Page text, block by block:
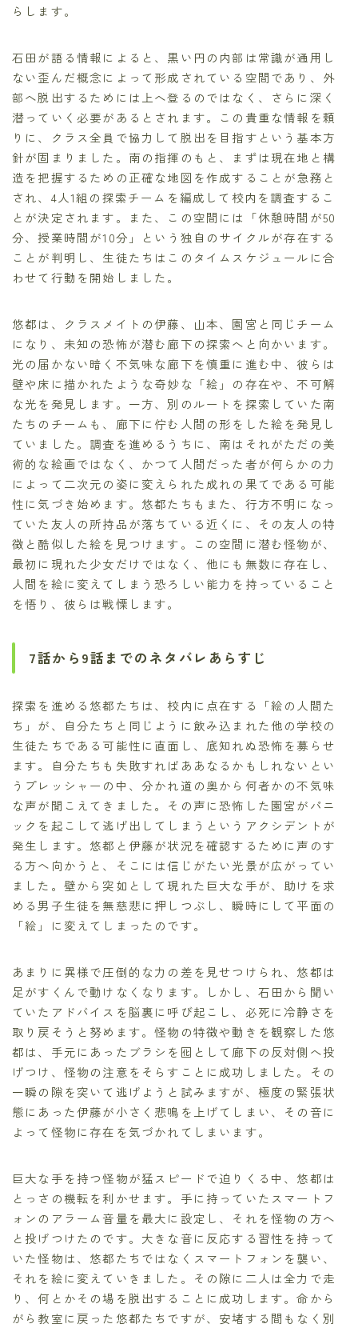
らします。
石田が語る情報によると、黒い円の内部は常識が通用し
ない歪んだ概念によって形成されている空間であり、外
部へ脱出するためには上へ登るのではなく、さらに深く
潜っていく必要があるとされます。この貴重な情報を頼
りに、クラス全員で協力して脱出を目指すという基本方
針が固まりました。南の指揮のもと、まずは現在地と構
造を把握するための正確な地図を作成することが急務と
され、4人1組の探索チームを編成して校内を調査するこ
とが決定されます。また、この空間には「休憩時間が50
分、授業時間が10分」という独自のサイクルが存在する
ことが判明し、生徒たちはこのタイムスケジュールに合
わせて行動を開始しました。
悠都は、クラスメイトの伊藤、山本、園宮と同じチーム
になり、未知の恐怖が潜む廊下の探索へと向かいます。
光の届かない暗く不気味な廊下を慎重に進む中、彼らは
壁や床に描かれたような奇妙な「絵」の存在や、不可解
な光を発見します。一方、別のルートを探索していた南
たちのチームも、廊下に佇む人間の形をした絵を発見し
ていました。調査を進めるうちに、南はそれがただの美
術的な絵画ではなく、かつて人間だった者が何らかの力
によって二次元の姿に変えられた成れの果てである可能
性に気づき始めます。悠都たちもまた、行方不明になっ
ていた友人の所持品が落ちている近くに、その友人の特
徴と酷似した絵を見つけます。この空間に潜む怪物が、
最初に現れた少女だけではなく、他にも無数に存在し、
人間を絵に変えてしまう恐ろしい能力を持っていること
を悟り、彼らは戦慄します。
7話から9話までのネタバレあらすじ
探索を進める悠都たちは、校内に点在する「絵の人間た
ち」が、自分たちと同じように飲み込まれた他の学校の
生徒たちである可能性に直面し、底知れぬ恐怖を募らせ
ます。自分たちも失敗すればああなるかもしれないとい
うプレッシャーの中、分かれ道の奥から何者かの不気味
な声が聞こえてきました。その声に恐怖した園宮がパニ
ックを起こして逃げ出してしまうというアクシデントが
発生します。悠都と伊藤が状況を確認するために声のす
る方へ向かうと、そこには信じがたい光景が広がってい
ました。壁から突如として現れた巨大な手が、助けを求
める男子生徒を無慈悲に押しつぶし、瞬時にして平面の
「絵」に変えてしまったのです。
あまりに異様で圧倒的な力の差を見せつけられ、悠都は
足がすくんで動けなくなります。しかし、石田から聞い
ていたアドバイスを脳裏に呼び起こし、必死に冷静さを
取り戻そうと努めます。怪物の特徴や動きを観察した悠
都は、手元にあったブラシを囮として廊下の反対側へ投
げつけ、怪物の注意をそらすことに成功しました。その
一瞬の隙を突いて逃げようと試みますが、極度の緊張状
態にあった伊藤が小さく悲鳴を上げてしまい、その音に
よって怪物に存在を気づかれてしまいます。
巨大な手を持つ怪物が猛スピードで迫りくる中、悠都は
とっさの機転を利かせます。手に持っていたスマートフ
ォンのアラーム音量を最大に設定し、それを怪物の方へ
と投げつけたのです。大きな音に反応する習性を持って
いた怪物は、悠都たちではなくスマートフォンを襲い、
それを絵に変えていきました。その隙に二人は全力で走
り、何とかその場を脱出することに成功します。命から
がら教室に戻った悠都たちですが、安堵する間もなく別